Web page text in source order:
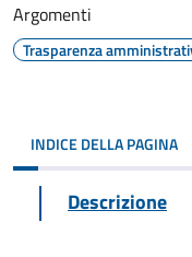
Argomenti
Trasparenza
INDICE DELLA PAGINA
Descrizione